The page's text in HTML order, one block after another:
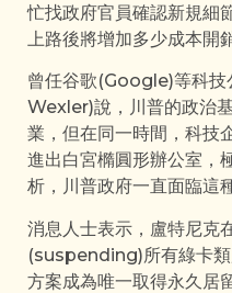
忙找政府官員確認新規細
上路後將增加多少成本開
曾任谷歌(Google)等科技
Wexler)說，川普的政治
業，但在同一時間，科技
進出白宮橢圓形辦公室，
析，川普政府一直面臨這
消息人士表示，盧特尼克
(suspending)所有綠卡類
方案成為唯一取得永久居